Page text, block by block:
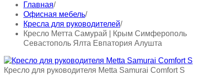
Главная/
Офисная мебель/
Кресла для руководителей/
Кресло Метта Самурай | Крым Симферополь
Севастополь Ялта Евпатория Алушта
Кресло для руководителя Metta Samurai Comfort S